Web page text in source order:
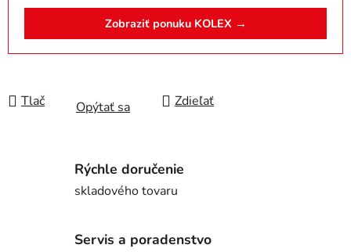
Zobraziť ponuku KOLEX →
Tlač Opýtať sa Zdieľať
Rýchle doručenie
skladového tovaru
Servis a poradenstvo